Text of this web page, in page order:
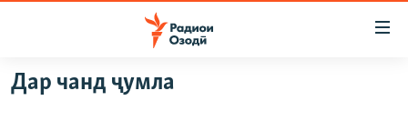
Ҷаҳиш
ба ГӮШАҲО
Дар чанд ҷумла